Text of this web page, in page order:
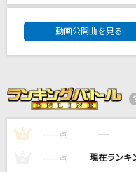
タイムマシン
ヨルシカ
ノンフィクションズ
DAM★ともボ
動画公開曲を見る
1 ---- 点 ----
---- 点 ----